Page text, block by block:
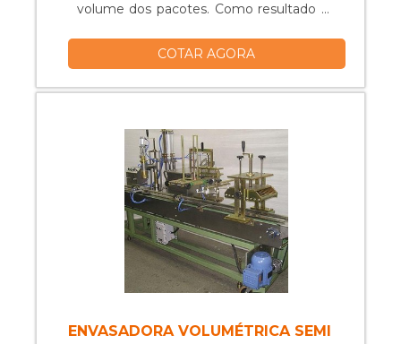
volume dos pacotes. Como resultado da
o processo de produção e finalização do
contar com um painel de memória,
programa de peso, e isso sem
mencionar....
COTAR AGORA
ENVASADORA VOLUMÉTRICA SEMI